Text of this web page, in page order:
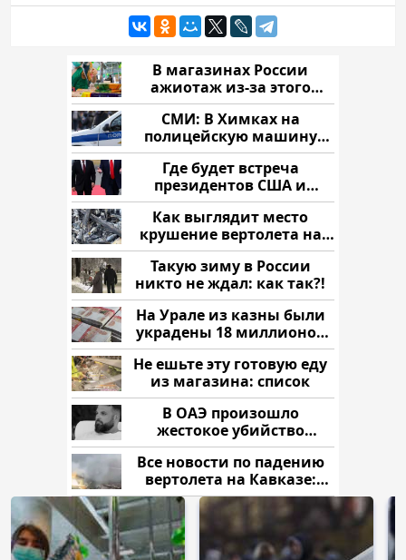
В магазинах России
ажиотаж из-за этого
продукта: что купить?
СМИ: В Химках на
полицейскую машину
напали и подожгли.
Где будет встреча
президентов США и
России: Европа?
Как выглядит место
крушение вертолета на
Кавказе: смотреть
Такую зиму в России
никто не ждал: как так?!
На Урале из казны были
украдены 18 миллионов
рублей
Не ешьте эту готовую еду
из магазина: список
В ОАЭ произошло
жестокое убийство
криптомиллионера
Все новости по падению
вертолета на Кавказе:
читать здесь